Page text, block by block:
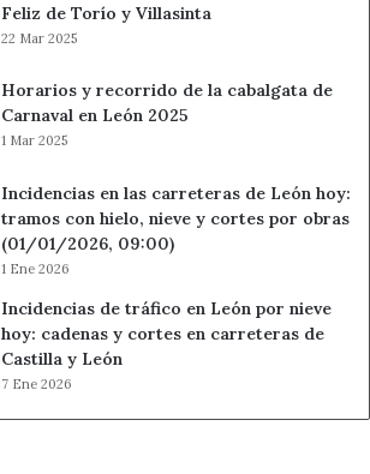
Feliz de Torío y Villasinta
22 Mar 2025
Horarios y recorrido de la cabalgata de
Carnaval en León 2025
1 Mar 2025
Incidencias en las carreteras de León hoy:
tramos con hielo, nieve y cortes por obras
(01/01/2026, 09:00)
1 Ene 2026
Incidencias de tráfico en León por nieve
hoy: cadenas y cortes en carreteras de
Castilla y León
7 Ene 2026